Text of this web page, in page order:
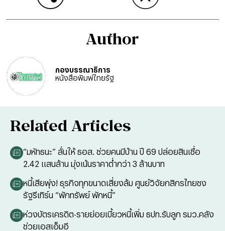
Author
กองบรรณาธิการ
หนังสือพิมพ์ไทยรัฐ
Related Articles
“มหัทธนะ” ลั่นให้ ธอส. ช่วยคนมีบ้าน ปี 69 ปล่อยสินเชื่อ
2.42 แสนล้าน มุ่งเน้นราคาต่ำกว่า 3 ล้านบาท
หนี้เสียพุ่ง! ธุรกิจทุกขนาดเสี่ยงล้ม ศูนย์วิจัยกสิกรไทยชง
รัฐรีเทิร์น “พักทรัพย์ พักหนี้”
ห่วงบัตรเครดิต-รายย่อยเบี้ยวหนี้เพิ่ม ธปท.รับลูก รมว.คลัง
ช่วยเอสเอ็มอี